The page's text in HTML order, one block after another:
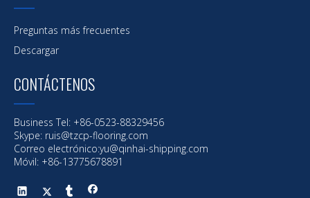
Preguntas más frecuentes
Descargar
CONTÁCTENOS
Business Tel: +86-0523-88329456
Skype: ruis@tzcp-flooring.com
Correo electrónico:yu@qinhai-shipping.com
Móvil: +86-13775678891